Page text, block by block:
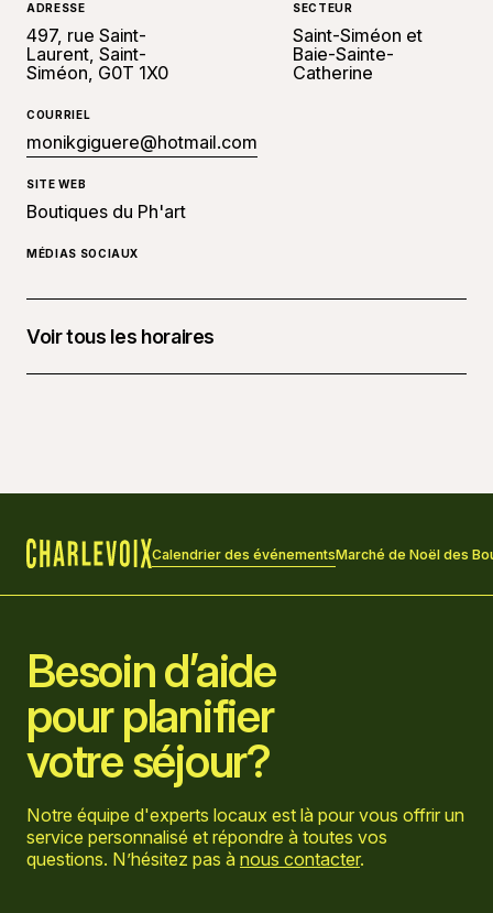
ADRESSE
497, rue Saint-
Laurent, Saint-
Siméon, G0T 1X0
SECTEUR
Saint-Siméon et
Baie-Sainte-
Catherine
COURRIEL
monikgiguere@hotmail.com
SITE WEB
Boutiques du Ph'art
MÉDIAS SOCIAUX
Voir tous les horaires
6 décembre 2025 à 10 h 00 - 17 h 00
Calendrier des événementsMarché de Noël des
Besoin d’aide
pour planifier
votre séjour?
Notre équipe d'experts locaux est là pour vous offrir un
service personnalisé et répondre à toutes vos
questions. N’hésitez pas à nous contacter.